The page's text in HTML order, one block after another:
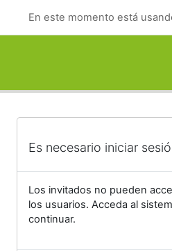
En este momento está
Es necesario iniciar
Los invitados no pueden
los usuarios. Acceda al
continuar.